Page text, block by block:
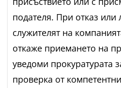
подателя. При отказ или
служителят на
откаже приемането на
уведоми прокуратурата
проверка от